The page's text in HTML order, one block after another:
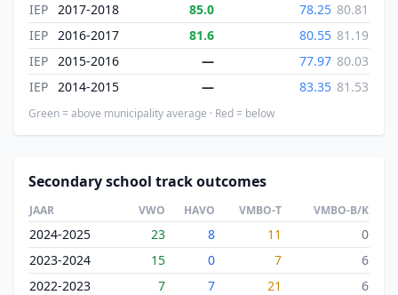
IEP 2017-2018 85.0 78.25 80.81
IEP 2016-2017 81.6 80.55 81.19
IEP 2015-2016 — 77.97 80.03
IEP 2014-2015 — 83.35 81.53
Green = above municipality average · Red = below
Secondary school track outcomes
JAAR VWO HAVO VMBO-T VMBO-B/K
2024-2025 23 8 11
0
2023-2024
15 0 7
6
2022-2023
7 7 21
6